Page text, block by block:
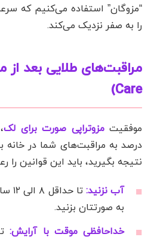
“مزوگان” استفاده می‌کنیم که
را به صفر نزدیک می‌کند.
Care)
موفقیتمزوتراپی صورت برای لک
درصد به مراقبت‌های شما در خانه
نتیجه بگیرید، باید این قوانین را
آب نزنید:
تا
به صورتتان بزنید.
خداحافظی موقت با آرایش: